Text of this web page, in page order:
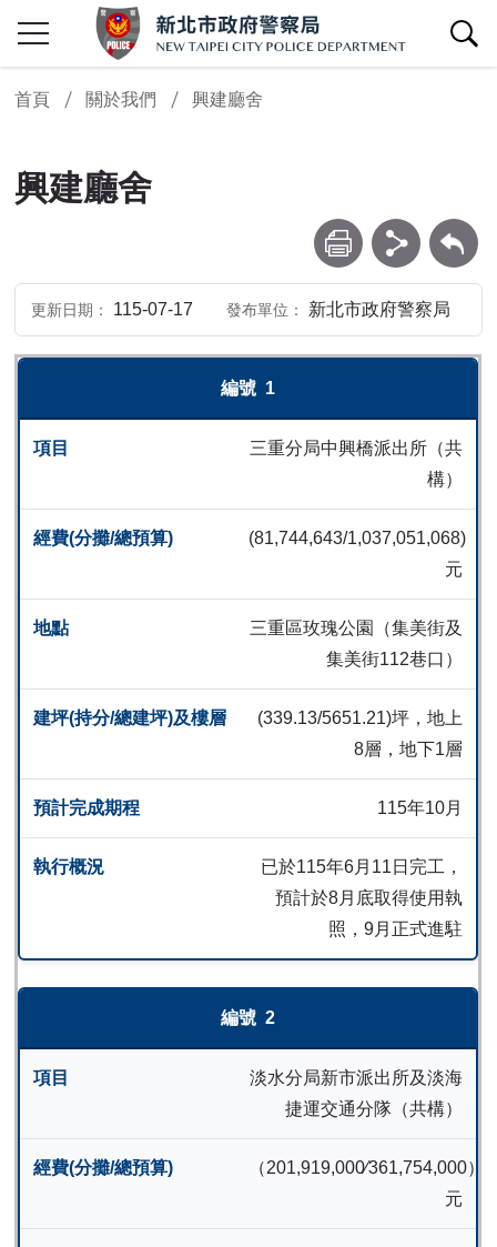
查詢區開關
首頁 關於我們 興建廳舍
興建廳舍
列印 分享 回上一頁
更新日期 115-07-17 發布單位 新北市政府警察局
經費(分攤/總預算)
1
三重分局中興橋派出所（共
構）
(81,744,643/1,037,051,068)
元
三重區玫瑰公園（集美街及
集美街112巷口）
(339.13/5651.21)坪，地上
8層，地下1層
115年10月
已於115年6月11日完工，
預計於8月底取得使用執
照，9月正式進駐
2
淡水分局新市派出所及淡海
捷運交通分隊（共構）
（201,919,000∕361,754,000）
元